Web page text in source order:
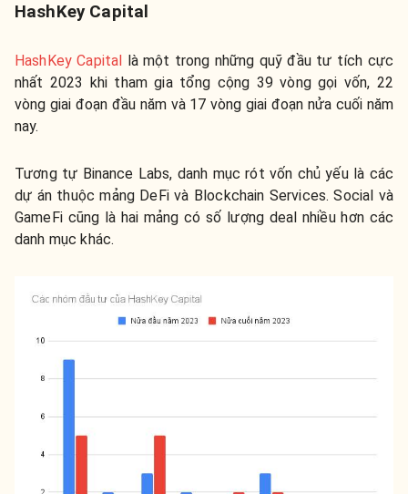
HashKey Capital
HashKey Capital là một trong những quỹ đầu tư tích cực
nhất 2023 khi tham gia tổng cộng 39 vòng gọi vốn, 22
vòng giai đoạn đầu năm và 17 vòng giai đoạn nửa cuối năm
nay.
Tương tự Binance Labs, danh mục rót vốn chủ yếu là các
dự án thuộc mảng DeFi và Blockchain Services. Social và
GameFi cũng là hai mảng có số lượng deal nhiều hơn các
danh mục khác.